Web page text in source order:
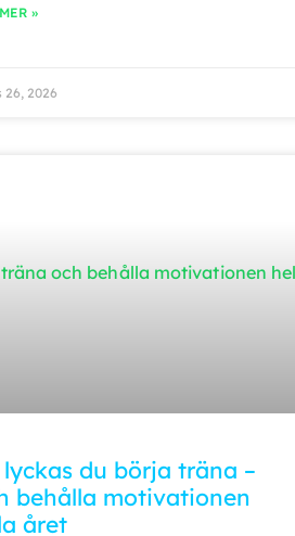
»
26, 2026
lyckas du börja träna –
behålla motivationen
året